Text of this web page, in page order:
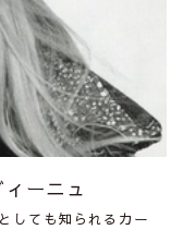
ーニュ
しても知られるカー